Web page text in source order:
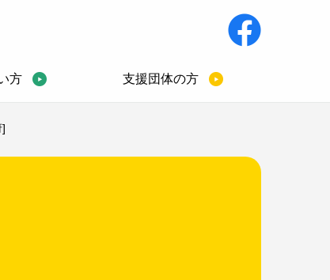
方 支援団体の方